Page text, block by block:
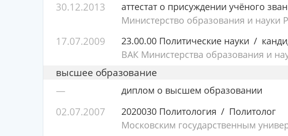
30.12.2013
аттестат о присуждении учёного
Министерство образования и науки
17.07.2009 23.00.00 Политические науки
ВАК Министерства образования и
высшее образование
—
диплом о высшем образовании
02.07.2007 2020030 Политология
Политолог
Московским государственным